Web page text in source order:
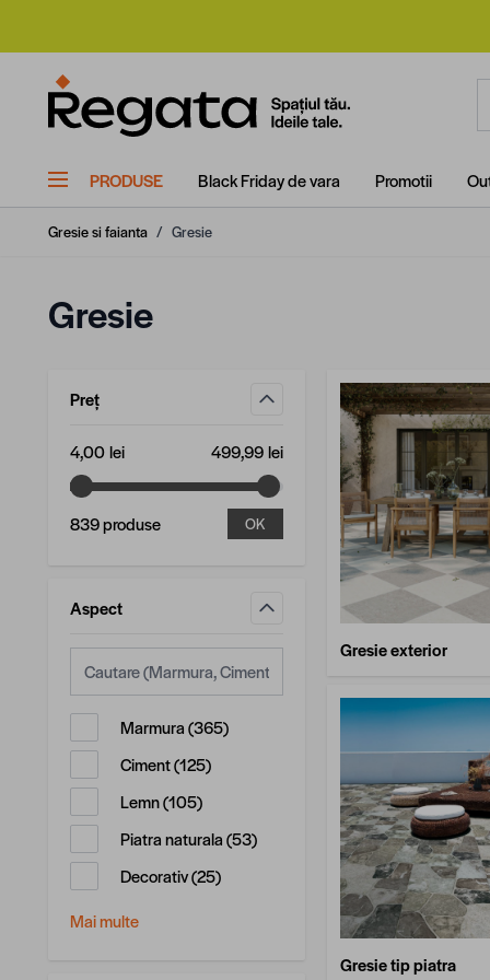
PRODUSE Black Friday de vara Promotii
Gresie si faianta / Gresie
Gresie
Preț
Valoare minimă
4,00 lei Valoare maximă
499,99 lei
839 produse OK
Aspect
Marmura(365produse disponibile
)
Ciment(125produse disponibile
)
Lemn(105produse disponibile
)
Piatra naturala(53produse disponibile
)
Decorativ(25produse disponibile
)
Mai multe
Gresie exterior
Gresie tip piatra